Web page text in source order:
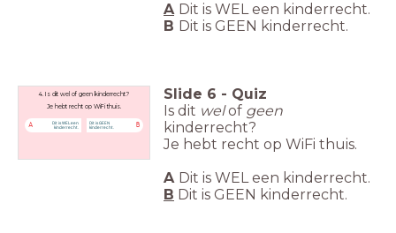
A Dit is WEL een kinderrecht.
B Dit is GEEN kinderrecht.
4. Is dit wel of geen kinderrecht?
Je hebt recht op WiFi thuis.
A
Dit is WEL een
kinderrecht.
B
Dit is GEEN
kinderrecht.
Slide 6 - Quiz
Is dit welof geen
kinderrecht?
Je hebt recht op WiFi thuis.
A Dit is WEL een kinderrecht.
B Dit is GEEN kinderrecht.